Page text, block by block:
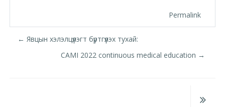
free support
Moodle
Permalink
← Явцын хэлэлцүүлэгт бүртгүүлэх тухай:
CAMI 2022 continuous medical education →